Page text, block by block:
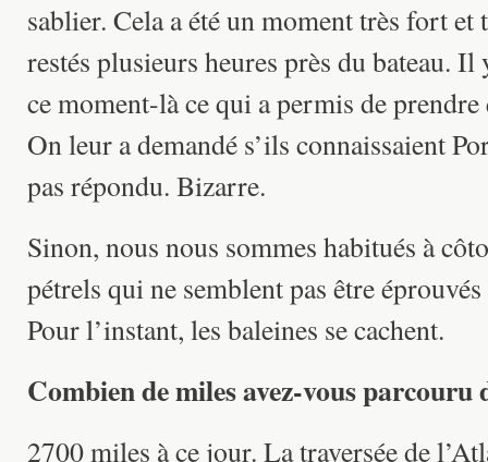
sablier. Cela a été un moment très fort
restés plusieurs heures près du bateau.
ce moment-là ce qui a permis de
On leur a demandé s’ils connaissaient
pas répondu. Bizarre.
Sinon, nous nous sommes habitués à
pétrels qui ne semblent pas être
Pour l’instant, les baleines se cachent.
Combien de miles avez-vous parcouru
2700 miles à ce jour. La traversée de